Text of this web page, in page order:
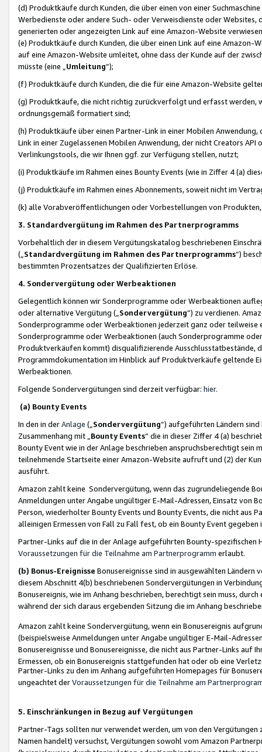
(d) Produktkäufe durch Kunden, die über einen von einer
Werbedienste oder andere Such- oder Verweisdienste oder Websites,
generierten oder angezeigten Link auf eine Amazon-Website
(e) Produktkäufe durch Kunden, die über einen Link auf eine
auf eine Amazon-Website umleitet, ohne dass der Kunde auf der
müsste (eine „ Umleitung“);
(f) Produktkäufe durch Kunden, die die für eine Amazon-Website
(g) Produktkäufe, die nicht richtig zurückverfolgt und erfasst werden,
ordnungsgemäß formatiert sind;
(h) Produktkäufe über einen Partner-Link in einer Mobilen
Link in einer Zugelassenen Mobilen Anwendung, der nicht Creators
Verlinkungstools, die wir Ihnen ggf. zur Verfügung stellen, nutzt;
(i) Produktkäufe im Rahmen eines Bounty Events (wie in Ziffer 4 (a)
(j) Produktkäufe im Rahmen eines Abonnements, soweit nicht im
(k) alle Vorabveröffentlichungen oder Vorbestellungen von
3. Standardvergütung im Rahmen des Partnerprogramms
Vorbehaltlich der in diesem Vergütungskatalog beschriebenen
(„ Standardvergütung im Rahmen des Partnerprogramms“)
bestimmten Prozentsatzes der Qualifizierten Erlöse.
4. Sondervergütung oder Werbeaktionen
Gelegentlich können wir Sonderprogramme oder Werbeaktionen
oder alternative Vergütung („ Sondervergütung”) zu verdienen.
Sonderprogramme oder Werbeaktionen jederzeit ganz oder
Sonderprogramme oder Werbeaktionen (auch Sonderprogramme
Produktverkäufen kommt) disqualifizierende Ausschlusstatbestände,
Programmdokumentation im Hinblick auf Produktverkäufe geltende
Werbeaktionen.
Folgende Sondervergütungen sind derzeit verfügbar: hier.
(a) Bounty Events
In den in derAnlage („ Sondervergütung“) aufgeführten Ländern
Zusammenhang mit „ Bounty Events“ die in dieser Ziffer 4 (a)
Bounty Event wie in der Anlage beschrieben anspruchsberechtigt sein
teilnehmende Startseite einer Amazon-Website aufruft und (2) der
ausführt.
Amazon zahlt keine Sondervergütung, wenn das zugrundeliegende
Anmeldungen unter Angabe ungültiger E-Mail-Adressen, Einsatz von
Person, wiederholter Bounty Events und Bounty Events, die nicht
alleinigen Ermessen von Fall zu Fall fest, ob ein Bounty Event
Partner-Links auf die in der Anlage aufgeführten Bounty-spezifischen
Voraussetzungen für die Teilnahme am Partnerprogramm erlaubt.
(b) Bonus-Ereignisse Bonusereignisse sind in ausgewählten Ländern
diesem Abschnitt 4(b) beschriebenen Sondervergütungen in
Bonusereignis, wie im Anhang beschrieben, berechtigt sein muss,
während der sich daraus ergebenden Sitzung die im Anhang
Amazon zahlt keine Sondervergütung, wenn ein Bonusereignis
(beispielsweise Anmeldungen unter Angabe ungültiger E-Mail-
Bonusereignisse und Bonusereignisse, die nicht aus Partner-Links auf
Ermessen, ob ein Bonusereignis stattgefunden hat oder ob eine
Partner-Links zu den im Anhang aufgeführten Homepages für
ungeachtet derVoraussetzungen für die Teilnahme am
5. Einschränkungen in Bezug auf Vergütungen
Partner-Tags sollten nur verwendet werden, um von den
Namen handelt) versuchst, Vergütungen sowohl vom Amazon